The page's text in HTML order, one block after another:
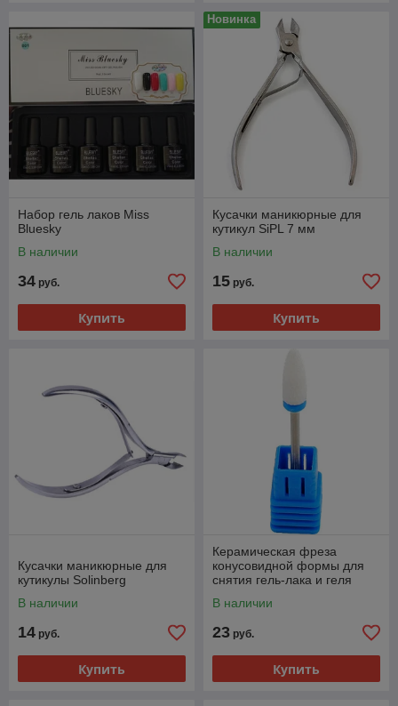
Набор гель лаков Miss
Bluesky
В наличии
34 руб.
Купить
Новинка
Кусачки маникюрные для
кутикул SiPL 7 мм
В наличии
15 руб.
Купить
Кусачки маникюрные для
кутикулы Solinberg
В наличии
14 руб.
Купить
Керамическая фреза
конусовидной формы для
снятия гель-лака и геля
В наличии
23 руб.
Купить